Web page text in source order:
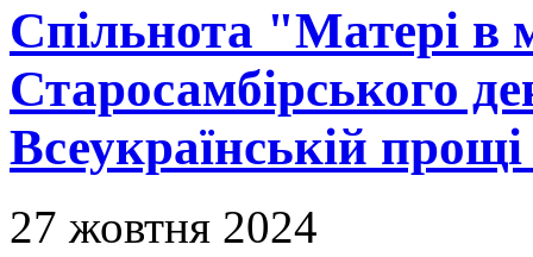
Спільнота "Матері в
Старосамбірського
Всеукраїнській
27 жовтня 2024